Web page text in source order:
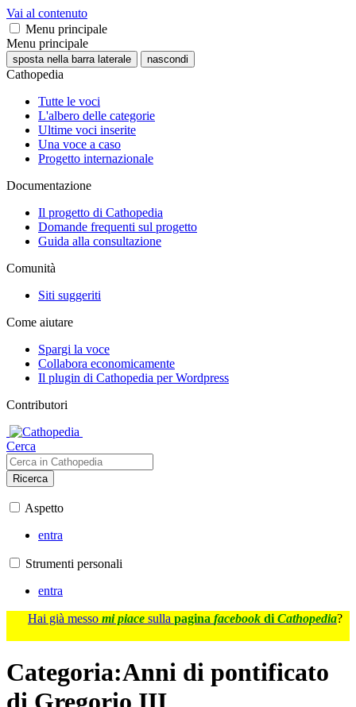
Vai al contenuto
Menu principale
Menu principale
sposta nella barra laterale nascondi
Cathopedia
Tutte le voci
L'albero delle categorie
Ultime voci inserite
Una voce a caso
Progetto internazionale
Documentazione
Il progetto di Cathopedia
Domande frequenti sul progetto
Guida alla consultazione
Comunità
Siti suggeriti
Come aiutare
Spargi la voce
Collabora economicamente
Il plugin di Cathopedia per Wordpress
Contributori
Cerca
Ricerca
Aspetto
entra
Strumenti personali
entra
Hai già messo mi piace sulla pagina facebook di Cathopedia?
Categoria:Anni di pontificato